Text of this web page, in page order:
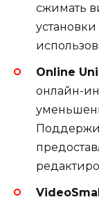
сжимать
Online
онлайн-